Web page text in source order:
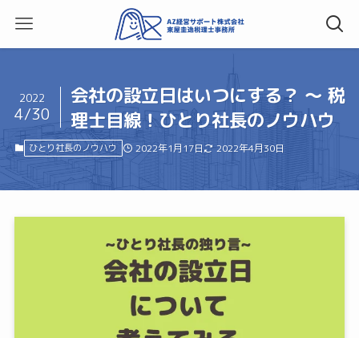
会社の設立日はいつにする？ ～ 税
理士目線！ひとり社長のノウハウ
2022
4/30
ひとり社長のノウハウ 2022年1月17日 2022年4月30日